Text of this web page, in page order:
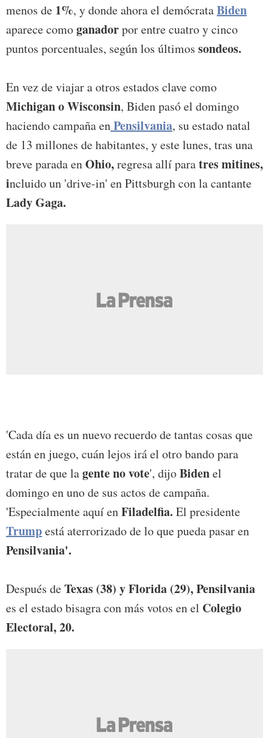
menos de 1%, y donde ahora el demócrataBiden
aparece comoganadorpor entre cuatro y cinco
puntos porcentuales, según los últimos sondeos.
En vez de viajar a otros estados clave como
Michigan o Wisconsin, Biden pasó el domingo
haciendo campaña enPensilvania, su estado natal
de 13 millones de habitantes, y este lunes, tras una
breve parada enOhio,regresa allí paratres mitines,
incluido un 'drive-in' en Pittsburgh con la cantante
Lady Gaga.
'Cada día es un nuevo recuerdo de tantas cosas que
están en juego, cuán lejos irá el otro bando para
tratar de que lagente no vote', dijoBidenel
domingo en uno de sus actos de campaña.
'Especialmente aquí enFiladelfia. El presidente
Trumpestá aterrorizado de lo que pueda pasar en
Pensilvania'.
Después deTexas (38) y Florida (29), Pensilvania
es el estado bisagra con más votos en el Colegio
Electoral, 20.